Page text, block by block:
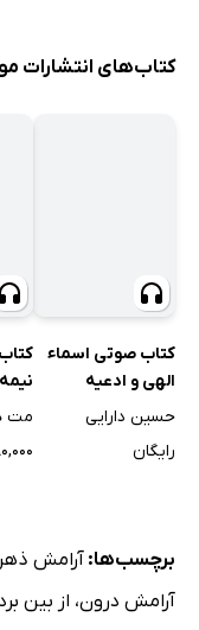
کتاب‌های انتشارات
کتاب صوتی اسماء
الهی و ادعیه
حسین دارایی
رایگان
مت
برچسب‌ها: آرامش
آرامش درون، از بین